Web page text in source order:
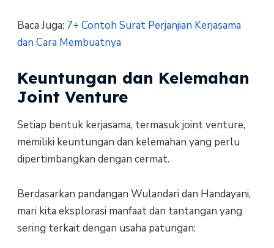
Baca Juga: 7+ Contoh Surat Perjanjian Kerjasama
dan Cara Membuatnya
Keuntungan dan Kelemahan
Joint Venture
Setiap bentuk kerjasama, termasuk joint venture,
memiliki keuntungan dan kelemahan yang perlu
dipertimbangkan dengan cermat.
Berdasarkan pandangan Wulandari dan Handayani,
mari kita eksplorasi manfaat dan tantangan yang
sering terkait dengan usaha patungan: